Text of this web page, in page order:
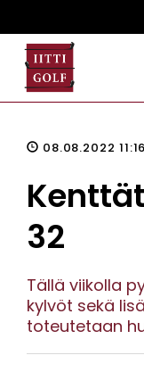
08.08.2022 11:16
32
Tällä viikolla
kylvöt sekä
toteutetaan